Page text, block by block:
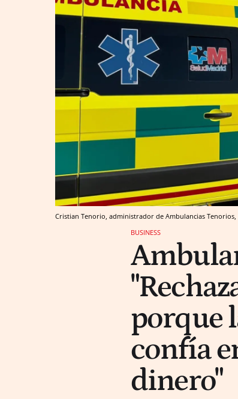
Cristian Tenorio, administrador de Ambulancias Tenorios,
BUSINESS
porque
confía
dinero"